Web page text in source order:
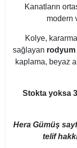
Kanatların
modern
Kolye,
sağlayan rodyum
kaplama, beyaz
Stokta yoksa
Hera Gümüş
telif